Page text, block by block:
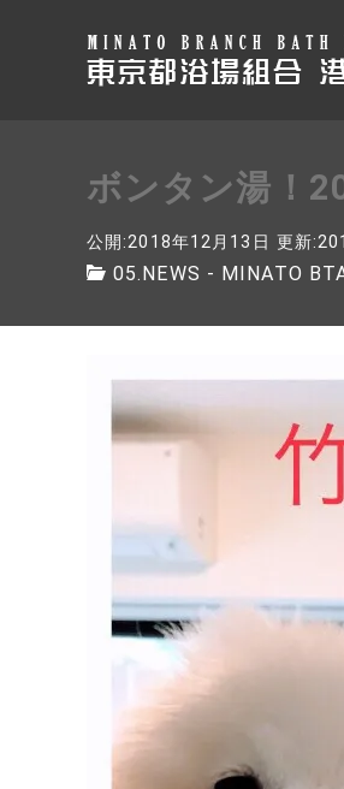
ボンタン湯！
公開:2018年12月13日 更新
05.NEWS - MINATO